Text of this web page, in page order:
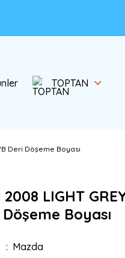
TOPTAN
Deri Döşeme Boyası
2008 LIGHT
Boyası
Mazda